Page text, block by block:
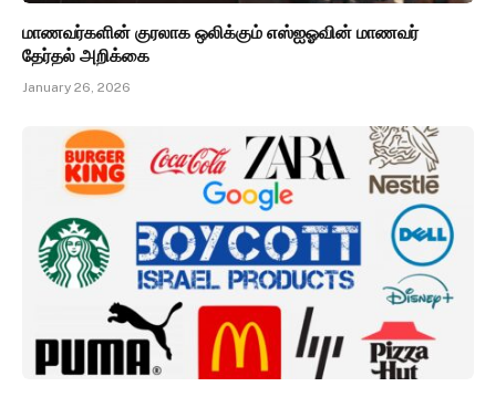
மாணவர்களின் குரலாக ஒலிக்கும் எஸ்ஐஓவின் மாணவர்
தேர்தல் அறிக்கை
January 26, 2026